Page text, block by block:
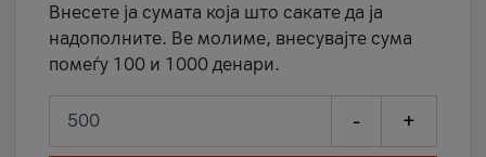
Внесете ја сумата која што сакате да ја
надополните. Ве молиме, внесувајте сума
помеѓу 100 и 1000 денари.
- +